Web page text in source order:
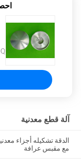
آلة قطع معدنية
مع مقبس عرافة